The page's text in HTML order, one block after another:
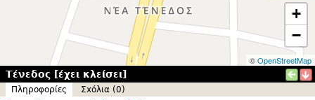
+
−
©OpenStreetMap
Τένεδος [έχει κλείσει]
Πληροφορίες
Σxόλια (0)